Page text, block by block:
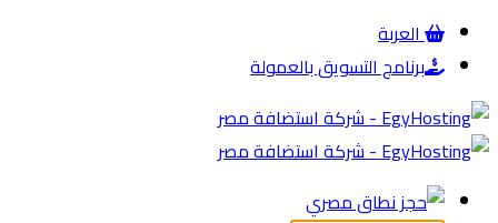
العربة
برنامج التسويق بالعمولة